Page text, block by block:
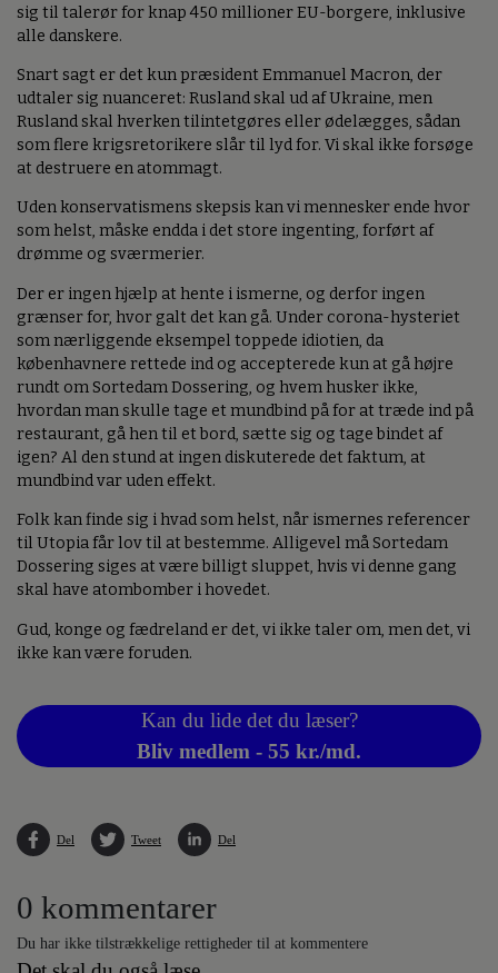
sig til talerør for knap 450 millioner EU-borgere, inklusive
alle danskere.
Snart sagt er det kun præsident Emmanuel Macron, der
udtaler sig nuanceret: Rusland skal ud af Ukraine, men
Rusland skal hverken tilintetgøres eller ødelægges, sådan
som flere krigsretorikere slår til lyd for. Vi skal ikke forsøge
at destruere en atommagt.
Uden konservatismens skepsis kan vi mennesker ende hvor
som helst, måske endda i det store ingenting, forført af
drømme og sværmerier.
Der er ingen hjælp at hente i ismerne, og derfor ingen
grænser for, hvor galt det kan gå. Under corona-hysteriet
som nærliggende eksempel toppede idiotien, da
københavnere rettede ind og accepterede kun at gå højre
rundt om Sortedam Dossering, og hvem husker ikke,
hvordan man skulle tage et mundbind på for at træde ind på
restaurant, gå hen til et bord, sætte sig og tage bindet af
igen? Al den stund at ingen diskuterede det faktum, at
mundbind var uden effekt.
Folk kan finde sig i hvad som helst, når ismernes referencer
til Utopia får lov til at bestemme. Alligevel må Sortedam
Dossering siges at være billigt sluppet, hvis vi denne gang
skal have atombomber i hovedet.
Gud, konge og fædreland er det, vi ikke taler om, men det, vi
ikke kan være foruden.
Kan du lide det du læser?
Bliv medlem - 55 kr./md.
Del Tweet Del
0 kommentarer
Du har ikke tilstrækkelige rettigheder til at kommentere